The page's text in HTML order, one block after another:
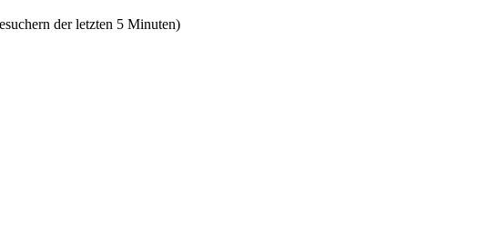
der letzten 5 Minuten)